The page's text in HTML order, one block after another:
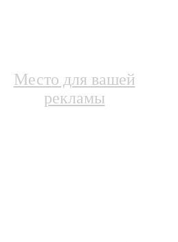
Место для вашей
рекламы